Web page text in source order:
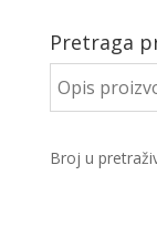
Pretraga
Broj u